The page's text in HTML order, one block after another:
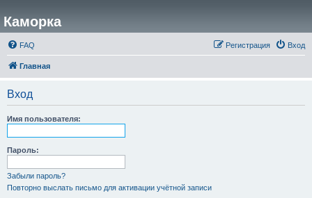
Каморка
FAQ Вход
Регистрация
Главная
Вход
Имя пользователя:
Пароль:
Забыли пароль?
Повторно выслать письмо для активации учётной записи